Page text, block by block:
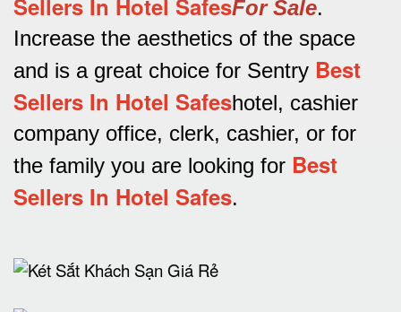
Sellers In Hotel SafesFor Sale.
Increase the aesthetics of the space
and is a great choice for Sentry Best
Sellers In Hotel Safeshotel, cashier
company office, clerk, cashier, or for
the family you are looking for Best
Sellers In Hotel Safes.